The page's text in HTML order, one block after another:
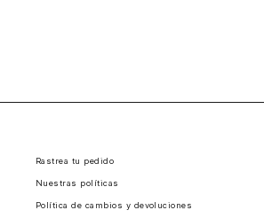
Rastrea tu pedido
Nuestras políticas
Política de cambios y devoluciones